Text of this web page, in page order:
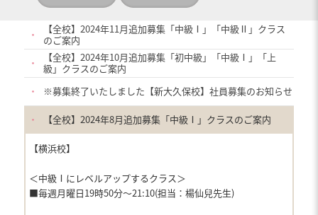
・
【全校】2024年11月追加募集「中級Ⅰ」「中級Ⅱ」クラス
のご案内
・
【全校】2024年10月追加募集「初中級」「中級Ⅰ」「上
級」クラスのご案内
・
※募集終了いたしました【新大久保校】社員募集のお知らせ
・ 【全校】2024年8月追加募集「中級Ⅰ」クラスのご案内
【横浜校】
＜中級Ⅰにレベルアップするクラス＞
■毎週月曜日19時50分〜21:10(担当：楊仙兒先生)